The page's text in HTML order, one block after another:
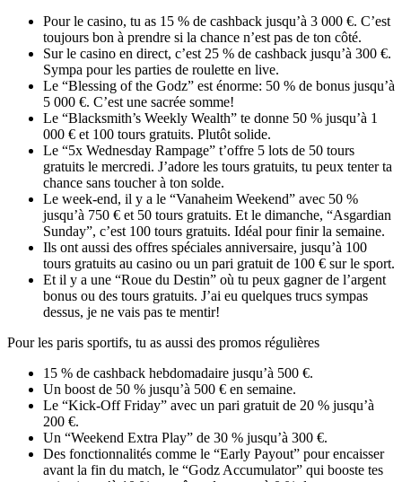
Pour le casino, tu as 15 % de cashback jusqu’à 3 000 €. C’est
toujours bon à prendre si la chance n’est pas de ton côté.
Sur le casino en direct, c’est 25 % de cashback jusqu’à 300 €.
Sympa pour les parties de roulette en live.
Le “Blessing of the Godz” est énorme: 50 % de bonus jusqu’à
5 000 €. C’est une sacrée somme!
Le “Blacksmith’s Weekly Wealth” te donne 50 % jusqu’à 1
000 € et 100 tours gratuits. Plutôt solide.
Le “5x Wednesday Rampage” t’offre 5 lots de 50 tours
gratuits le mercredi. J’adore les tours gratuits, tu peux tenter ta
chance sans toucher à ton solde.
Le week-end, il y a le “Vanaheim Weekend” avec 50 %
jusqu’à 750 € et 50 tours gratuits. Et le dimanche, “Asgardian
Sunday”, c’est 100 tours gratuits. Idéal pour finir la semaine.
Ils ont aussi des offres spéciales anniversaire, jusqu’à 100
tours gratuits au casino ou un pari gratuit de 100 € sur le sport.
Et il y a une “Roue du Destin” où tu peux gagner de l’argent
bonus ou des tours gratuits. J’ai eu quelques trucs sympas
dessus, je ne vais pas te mentir!
Pour les paris sportifs, tu as aussi des promos régulières
15 % de cashback hebdomadaire jusqu’à 500 €.
Un boost de 50 % jusqu’à 500 € en semaine.
Le “Kick-Off Friday” avec un pari gratuit de 20 % jusqu’à
200 €.
Un “Weekend Extra Play” de 30 % jusqu’à 300 €.
Des fonctionnalités comme le “Early Payout” pour encaisser
avant la fin du match, le “Godz Accumulator” qui booste tes